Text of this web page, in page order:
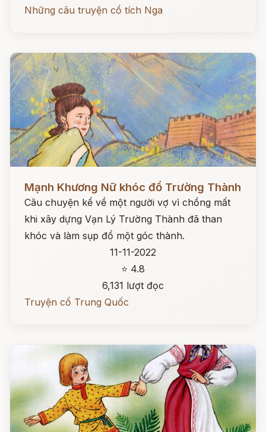
Những câu truyện cổ tích Nga
Mạnh Khương Nữ khóc đổ Trường Thành
Câu chuyện kể về một người vợ vì chồng mất
khi xây dựng Vạn Lý Trường Thành đã than
khóc và làm sụp đổ một góc thành.
11-11-2022
⭐ 4.8
6,131 lượt đọc
Truyện cổ Trung Quốc